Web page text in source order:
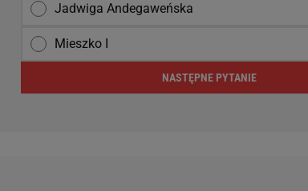
Jadwiga Andegaweńska
Mieszko I
NASTĘPNE PYTANIE